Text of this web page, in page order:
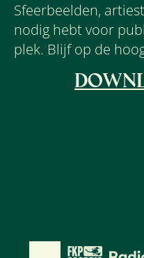
Sfeerbeelden,
nodig hebt voor
plek. Blijf op de